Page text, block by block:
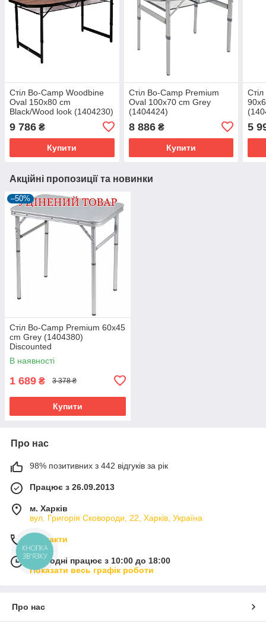
Стіл Bo-Camp Woodbine
Oval 150x80 cm
Black/Wood look (1404230)
9 786 ₴
Купити
Стіл Bo-Camp Premium
Oval 100x70 cm Grey
(1404424)
8 886₴
Купити
5
Акційні пропозиції та новинки
–50%
Стіл Bo-Camp Premium 60x45
cm Grey (1404380)
Discounted
В наявності
1 689 ₴ 3 378 ₴
Купити
Про нас
98% позитивних з 442 відгуків за рік
Працює з 26.09.2013
м. Харків
вул. Григорія Сковороди, 22, Харків, Україна
Контакти
Сьогодні працює з 10:00 до 18:00
Показати весь графік роботи
Про нас
КНОПКА
ЗВ'ЯЗКУ